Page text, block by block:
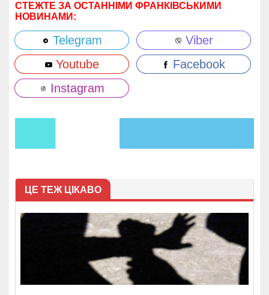
СТЕЖТЕ ЗА ОСТАННІМИ ФРАНКІВСЬКИМИ
НОВИНАМИ:
Telegram
Viber
Youtube
Facebook
Instagram
ЦЕ ТЕЖ ЦІКАВО